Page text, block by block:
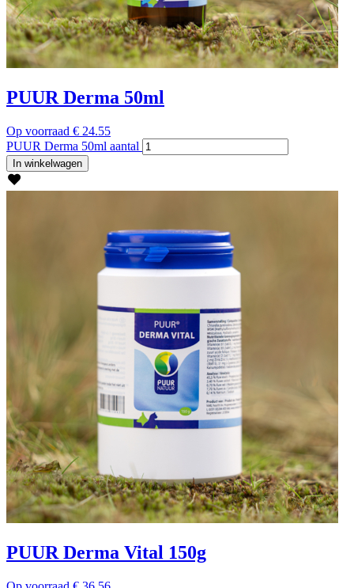
PUUR Derma 50ml
Op voorraad € 24.55
PUUR Derma 50ml aantal
In winkelwagen
PUUR Derma Vital 150g